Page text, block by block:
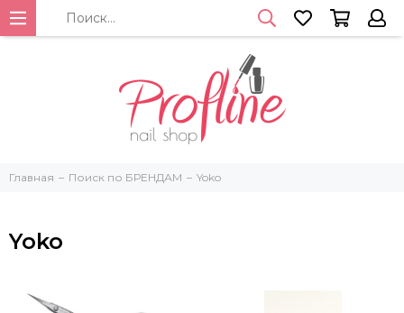
Главная Поиск по БРЕНДАМ Yoko
Yoko